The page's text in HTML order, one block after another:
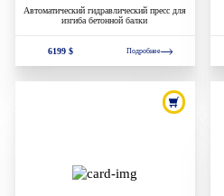
Автоматический гидравлический пресс для
изгиба бетонной балки
6199 $ Подробнее